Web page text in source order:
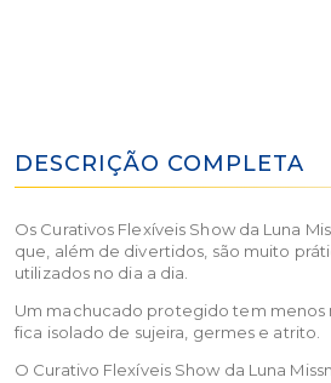
DESCRIÇÃO COMPLETA
Os Curativos Flexíveis Show da Luna
que, além de divertidos, são muito
utilizados no dia a dia.
Um machucado protegido tem menos
fica isolado de sujeira, germes e atrito.
O Curativo Flexíveis Show da Luna